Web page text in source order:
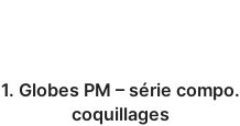
1. Globes PM – série compo.
coquillages